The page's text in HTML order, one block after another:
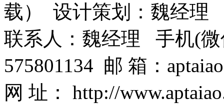
载） 设计策划：魏经理
联系人：魏经理 手机(微
575801134 邮 箱：
网 址： http://